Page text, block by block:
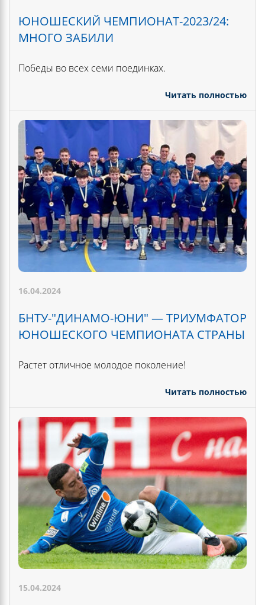
ЮНОШЕСКИЙ ЧЕМПИОНАТ-2023/24:
МНОГО ЗАБИЛИ
Победы во всех семи поединках.
Читать полностью
16.04.2024
БНТУ-"ДИНАМО-ЮНИ" — ТРИУМФАТОР
ЮНОШЕСКОГО ЧЕМПИОНАТА СТРАНЫ
Растет отличное молодое поколение!
Читать полностью
15.04.2024